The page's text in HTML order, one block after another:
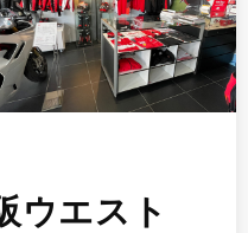
ウエスト